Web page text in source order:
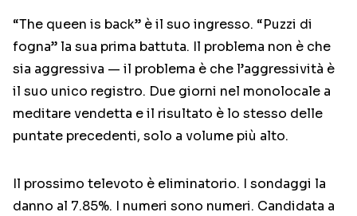
“The queen is back” è il suo ingresso. “Puzzi di
fogna” la sua prima battuta. Il problema non è che
sia aggressiva — il problema è che l’aggressività è
il suo unico registro. Due giorni nel monolocale a
meditare vendetta e il risultato è lo stesso delle
puntate precedenti, solo a volume più alto.
Il prossimo televoto è eliminatorio. I sondaggi la
danno al 7.85%. I numeri sono numeri. Candidata a